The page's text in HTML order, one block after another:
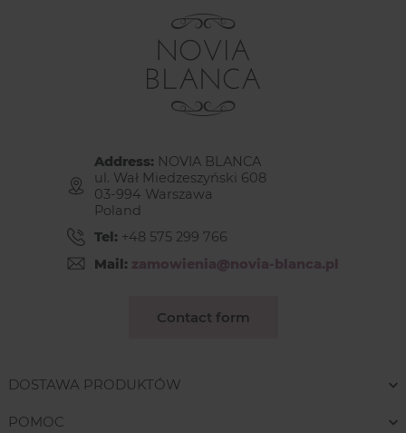
Address: NOVIA BLANCA
ul. Wał Miedzeszyński 608
03-994 Warszawa
Poland
Tel: +48 575 299 766
Mail: zamowienia@novia-blanca.pl
Contact form
DOSTAWA PRODUKTÓW
POMOC